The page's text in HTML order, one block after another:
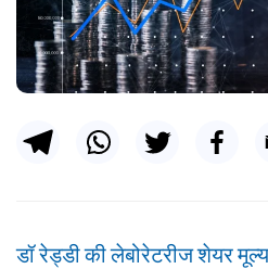
डॉ रेड्डी की लेबोरेटरीज शेयर मूल्य